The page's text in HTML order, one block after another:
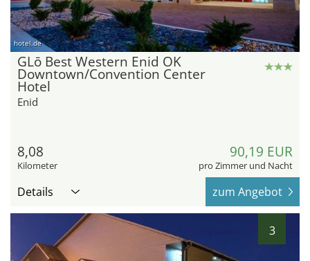
hotel.de
GLō Best Western Enid OK
Downtown/Convention Center
Hotel
Enid
8,08
Kilometer
90,19 EUR
pro Zimmer und Nacht
Details zum Angebot
3